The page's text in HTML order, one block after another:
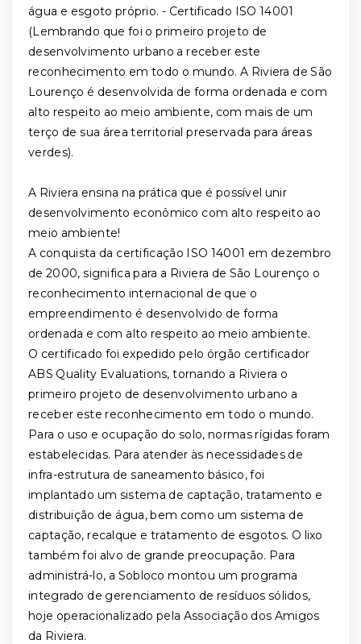
água e esgoto próprio. - Certificado ISO 14001
(Lembrando que foi o primeiro projeto de
desenvolvimento urbano a receber este
reconhecimento em todo o mundo. A Riviera de São
Lourenço é desenvolvida de forma ordenada e com
alto respeito ao meio ambiente, com mais de um
terço de sua área territorial preservada para áreas
verdes).
A Riviera ensina na prática que é possível unir
desenvolvimento econômico com alto respeito ao
meio ambiente!
A conquista da certificação ISO 14001 em dezembro
de 2000, significa para a Riviera de São Lourenço o
reconhecimento internacional de que o
empreendimento é desenvolvido de forma
ordenada e com alto respeito ao meio ambiente.
O certificado foi expedido pelo órgão certificador
ABS Quality Evaluations, tornando a Riviera o
primeiro projeto de desenvolvimento urbano a
receber este reconhecimento em todo o mundo.
Para o uso e ocupação do solo, normas rígidas foram
estabelecidas. Para atender às necessidades de
infra-estrutura de saneamento básico, foi
implantado um sistema de captação, tratamento e
distribuição de água, bem como um sistema de
captação, recalque e tratamento de esgotos. O lixo
também foi alvo de grande preocupação. Para
administrá-lo, a Sobloco montou um programa
integrado de gerenciamento de resíduos sólidos,
hoje operacionalizado pela Associação dos Amigos
da Riviera.